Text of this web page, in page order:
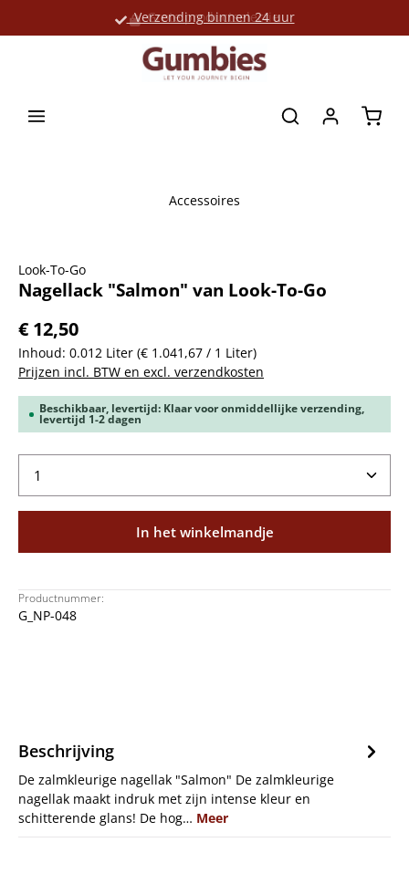
Verzending binnen 24 uur
Grote productselectie
Accessoires
Look-To-Go
Nagellack "Salmon" van Look-To-Go
€ 12,50
Inhoud: 0.012 Liter (€ 1.041,67 / 1 Liter)
Prijzen incl. BTW en excl. verzendkosten
Beschikbaar, levertijd: Klaar voor onmiddellijke verzending,
levertijd 1-2 dagen
Producthoeveelheid: Voer de gewenste
In het winkelmandje
Productnummer:
G_NP-048
Beschrijving
De zalmkleurige nagellak "Salmon" De zalmkleurige
nagellak maakt indruk met zijn intense kleur en
schitterende glans! De hog… Meer